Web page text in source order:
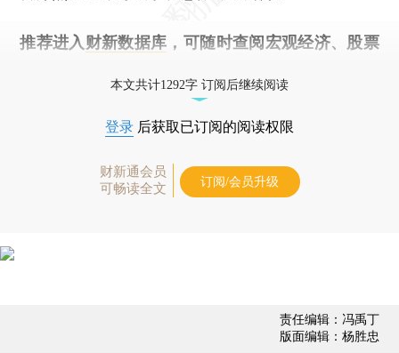
推荐进入 财新数据库 ，可随时查阅宏观经济、股票
本文共计1292字 订阅后继续阅读
登录 后获取已订阅的阅读权限
财新通会员
可畅读全文
订阅/会员升级
责任编辑：冯禹丁
版面编辑：杨胜忠